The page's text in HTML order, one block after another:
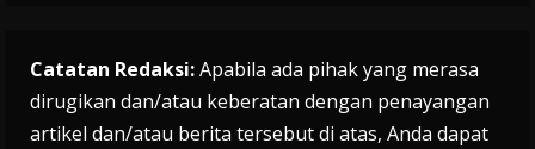
Catatan Redaksi:Apabila ada pihak yang merasa
dirugikan dan/atau keberatan dengan penayangan
artikel dan/atau berita tersebut di atas, Anda dapat